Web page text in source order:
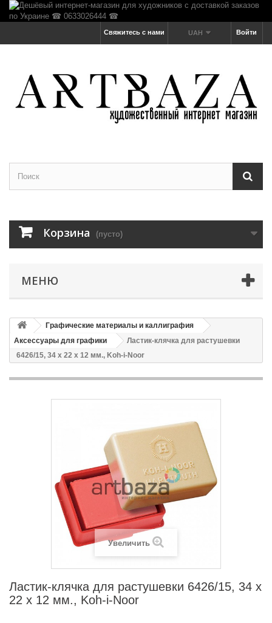
Войти
UAH
Свяжитесь с нами
Корзина (пусто)
МЕНЮ
Графические материалы и каллиграфия
Аксессуары для графики
Ластик-клячка для растушевки
6426/15, 34 x 22 x 12 мм., Koh-i-Noor
Увеличить
Ластик-клячка для растушевки 6426/15, 34 x
22 x 12 мм., Koh-i-Noor